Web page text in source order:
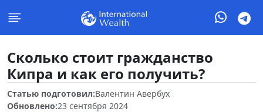
Сколько стоит гражданство
Кипра и как его получить?
Статью подготовил:Валентин Авербух
Обновлено:23 сентября 2024